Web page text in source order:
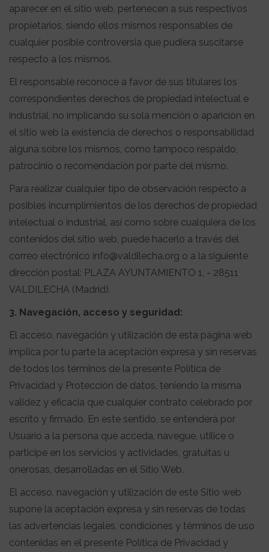
aparecer en el sitio web, pertenecen a sus respectivos
propietarios, siendo ellos mismos responsables de
cualquier posible controversia que pudiera suscitarse
respecto a los mismos.
El responsable reconoce a favor de sus titulares los
correspondientes derechos de propiedad intelectual e
industrial, no implicando su sola mención o aparición en
el sitio web la existencia de derechos o responsabilidad
alguna sobre los mismos, como tampoco respaldo,
patrocinio o recomendación por parte del mismo.
Para realizar cualquier tipo de observación respecto a
posibles incumplimientos de los derechos de propiedad
intelectual o industrial, así como sobre cualquiera de los
contenidos del sitio web, puede hacerlo a través del
correo electrónico info@valdilecha.org o a la siguiente
dirección postal: PLAZA AYUNTAMIENTO 1, - 28511
VALDILECHA (Madrid).
3. Navegación, acceso y seguridad:
El acceso, navegación y utilización de esta página web
implica por tu parte la aceptación expresa y sin reservas
de todos los términos de la presente Política de
Privacidad y Protección de datos, teniendo la misma
validez y eficacia que cualquier contrato celebrado por
escrito y firmado. En este sentido, se entenderá por
Usuario a la persona que acceda, navegue, utilice o
participe en los servicios y actividades, gratuitas u
onerosas, desarrolladas en el Sitio Web.
El acceso, navegación y utilización de este Sitio web
supone la aceptación expresa y sin reservas de todas
las advertencias legales, condiciones y términos de uso
contenidas en el presente Política de Privacidad y